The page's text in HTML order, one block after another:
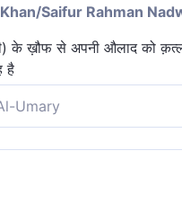
Saifur Rahman
के ख़ौफ से अपनी औलाद को
है
Umary